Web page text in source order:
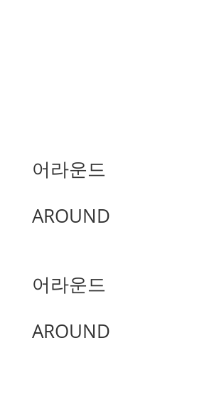
어라운드
AROUND
어라운드
AROUND